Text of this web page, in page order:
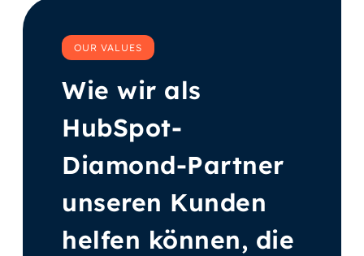
OUR VALUES
Wie wir als
HubSpot-
Diamond-Partner
unseren Kunden
helfen können, die